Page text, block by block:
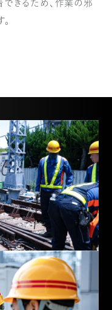
きるため、作業の邪